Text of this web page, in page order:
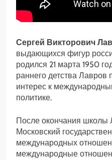
Сергей Викторович
выдающихся фигур
родился 21 марта 1950
раннего детства
интерес к
политике.
После окончания школы
Московский
международных
международные